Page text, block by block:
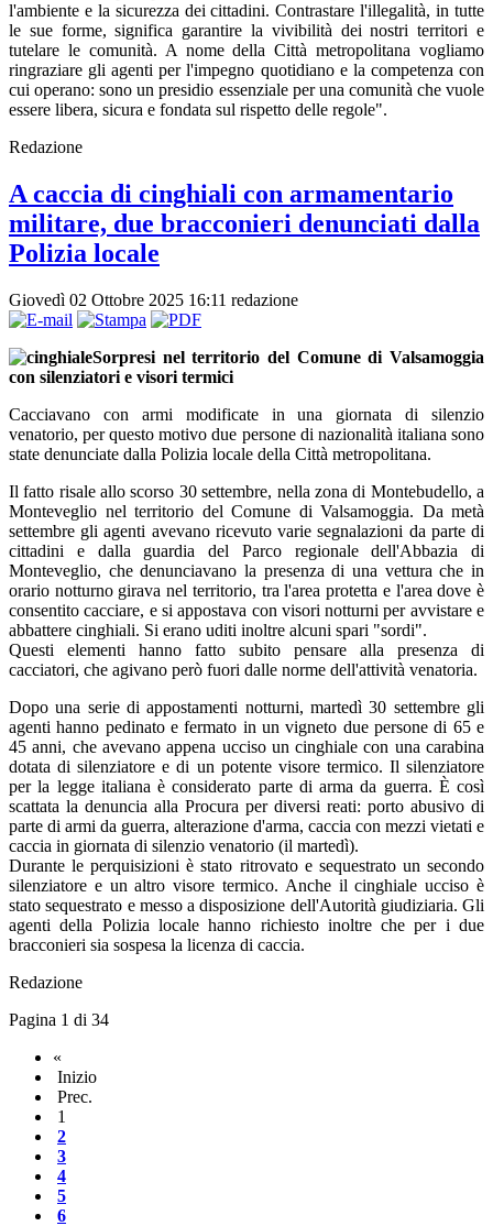
l'ambiente e la sicurezza dei cittadini. Contrastare l'illegalità, in tutte
le sue forme, significa garantire la vivibilità dei nostri territori e
tutelare le comunità. A nome della Città metropolitana vogliamo
ringraziare gli agenti per l'impegno quotidiano e la competenza con
cui operano: sono un presidio essenziale per una comunità che vuole
essere libera, sicura e fondata sul rispetto delle regole".
Redazione
A caccia di cinghiali con armamentario
militare, due bracconieri denunciati dalla
Polizia locale
Giovedì 02 Ottobre 2025 16:11 redazione
Sorpresi nel territorio del Comune di Valsamoggia
con silenziatori e visori termici
Cacciavano con armi modificate in una giornata di silenzio
venatorio, per questo motivo due persone di nazionalità italiana sono
state denunciate dalla Polizia locale della Città metropolitana.
Il fatto risale allo scorso 30 settembre, nella zona di Montebudello, a
Monteveglio nel territorio del Comune di Valsamoggia. Da metà
settembre gli agenti avevano ricevuto varie segnalazioni da parte di
cittadini e dalla guardia del Parco regionale dell'Abbazia di
Monteveglio, che denunciavano la presenza di una vettura che in
orario notturno girava nel territorio, tra l'area protetta e l'area dove è
consentito cacciare, e si appostava con visori notturni per avvistare e
abbattere cinghiali. Si erano uditi inoltre alcuni spari "sordi".
Questi elementi hanno fatto subito pensare alla presenza di
cacciatori, che agivano però fuori dalle norme dell'attività venatoria.
Dopo una serie di appostamenti notturni, martedì 30 settembre gli
agenti hanno pedinato e fermato in un vigneto due persone di 65 e
45 anni, che avevano appena ucciso un cinghiale con una carabina
dotata di silenziatore e di un potente visore termico. Il silenziatore
per la legge italiana è considerato parte di arma da guerra. È così
scattata la denuncia alla Procura per diversi reati: porto abusivo di
parte di armi da guerra, alterazione d'arma, caccia con mezzi vietati e
caccia in giornata di silenzio venatorio (il martedì).
Durante le perquisizioni è stato ritrovato e sequestrato un secondo
silenziatore e un altro visore termico. Anche il cinghiale ucciso è
stato sequestrato e messo a disposizione dell'Autorità giudiziaria. Gli
agenti della Polizia locale hanno richiesto inoltre che per i due
bracconieri sia sospesa la licenza di caccia.
Redazione
Pagina 1 di 34
«
Inizio
Prec.
1
2
3
4
5
6